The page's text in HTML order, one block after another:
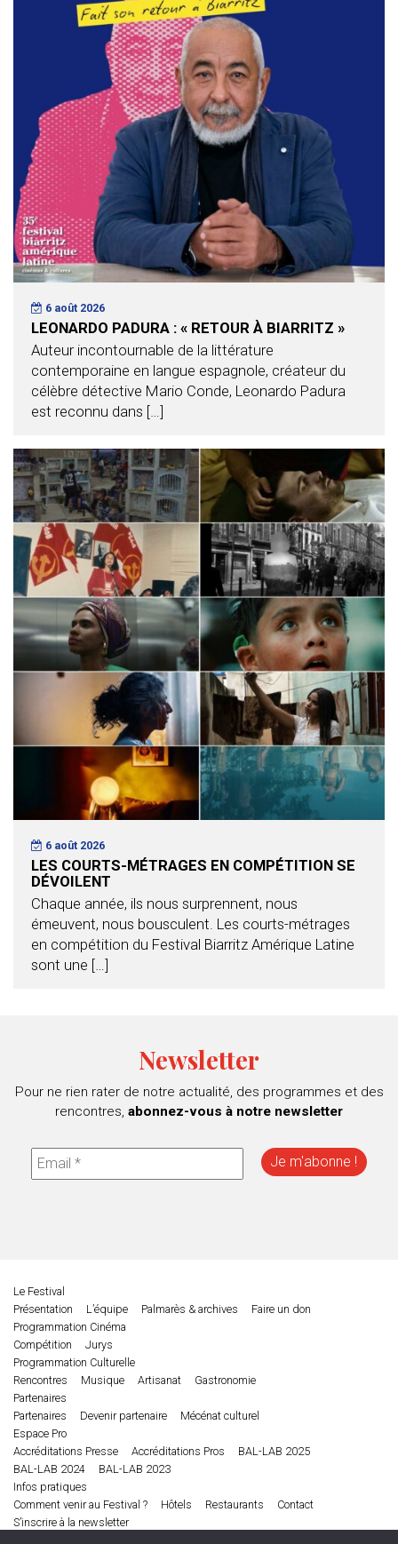
6 août 2026
LEONARDO PADURA : « RETOUR À BIARRITZ »
Auteur incontournable de la littérature
contemporaine en langue espagnole, créateur du
célèbre détective Mario Conde, Leonardo Padura
est reconnu dans […]
6 août 2026
LES COURTS-MÉTRAGES EN COMPÉTITION SE
DÉVOILENT
Chaque année, ils nous surprennent, nous
émeuvent, nous bousculent. Les courts-métrages
en compétition du Festival Biarritz Amérique Latine
sont une […]
Newsletter
Pour ne rien rater de notre actualité, des programmes et des
rencontres, abonnez-vous à notre newsletter
Le Festival
Présentation
L’équipe Palmarès & archives
Faire un don
Programmation Cinéma
Compétition
Jurys
Programmation Culturelle
Rencontres
Musique Artisanat
Gastronomie
Partenaires
Partenaires
Devenir partenaire
Mécénat culturel
Espace Pro
Accréditations Presse
Accréditations Pros
BAL-LAB 2025
BAL-LAB 2024
BAL-LAB 2023
Infos pratiques
Comment venir au Festival ?
Hôtels Restaurants
Contact
S’inscrire à la newsletter